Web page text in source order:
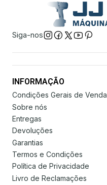
Siga-nos
INFORMAÇÃO
Condições Gerais de Venda
Sobre nós
Entregas
Devoluções
Garantias
Termos e Condições
Política de Privacidade
Livro de Reclamações